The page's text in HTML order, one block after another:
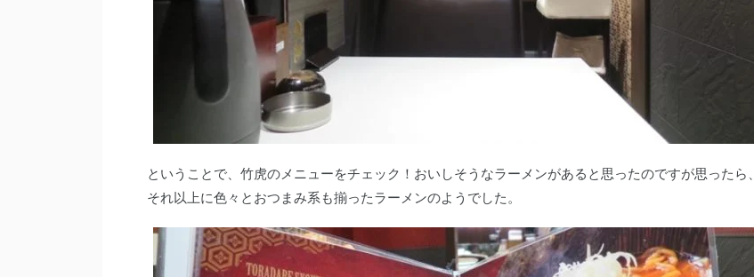
ということで、竹虎のメニューをチェック！おいしそうなラーメンがあると思ったのですが思ったら、
それ以上に色々とおつまみ系も揃ったラーメンのようでした。